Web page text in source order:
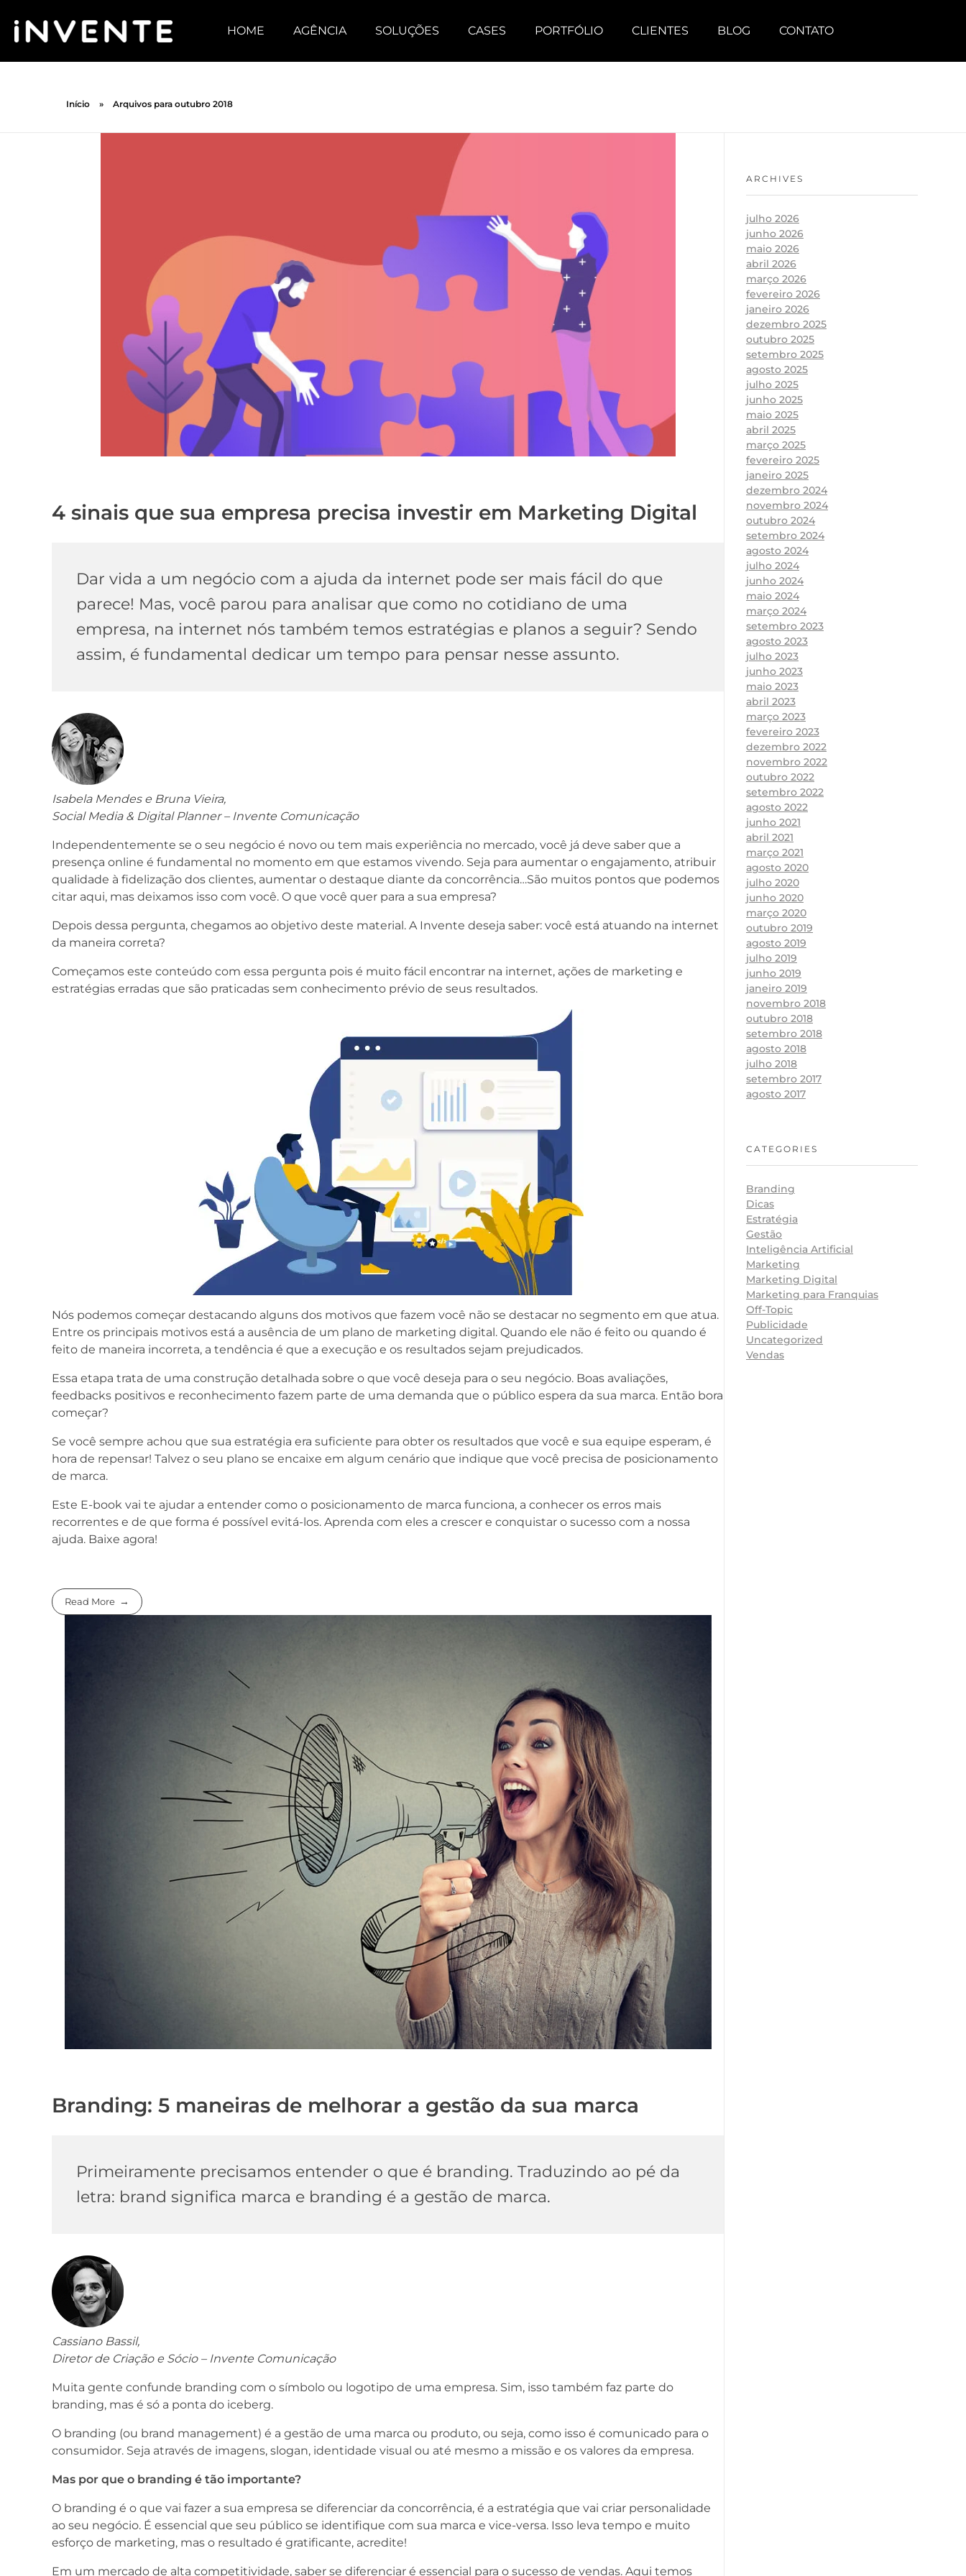
HOME AGÊNCIA SOLUÇÕES CASES PORTFÓLIO CLIENTES BLOG CONTATO
Início » Arquivos para outubro 2018
4 sinais que sua empresa precisa investir em Marketing Digital
Dar vida a um negócio com a ajuda da internet pode ser mais fácil do que
parece! Mas, você parou para analisar que como no cotidiano de uma
empresa, na internet nós também temos estratégias e planos a seguir? Sendo
assim, é fundamental dedicar um tempo para pensar nesse assunto.
Isabela Mendes e Bruna Vieira,
Social Media & Digital Planner – Invente Comunicação
Independentemente se o seu negócio é novo ou tem mais experiência no mercado, você já deve saber que a
presença online é fundamental no momento em que estamos vivendo. Seja para aumentar o engajamento, atribuir
qualidade à fidelização dos clientes, aumentar o destaque diante da concorrência…São muitos pontos que podemos
citar aqui, mas deixamos isso com você. O que você quer para a sua empresa?
Depois dessa pergunta, chegamos ao objetivo deste material. A Invente deseja saber: você está atuando na internet
da maneira correta?
Começamos este conteúdo com essa pergunta pois é muito fácil encontrar na internet, ações de marketing e
estratégias erradas que são praticadas sem conhecimento prévio de seus resultados.
Nós podemos começar destacando alguns dos motivos que fazem você não se destacar no segmento em que atua.
Entre os principais motivos está a ausência de um plano de marketing digital. Quando ele não é feito ou quando é
feito de maneira incorreta, a tendência é que a execução e os resultados sejam prejudicados.
Essa etapa trata de uma construção detalhada sobre o que você deseja para o seu negócio. Boas avaliações,
feedbacks positivos e reconhecimento fazem parte de uma demanda que o público espera da sua marca. Então bora
começar?
Se você sempre achou que sua estratégia era suficiente para obter os resultados que você e sua equipe esperam, é
hora de repensar! Talvez o seu plano se encaixe em algum cenário que indique que você precisa de posicionamento
de marca.
Este E-book vai te ajudar a entender como o posicionamento de marca funciona, a conhecer os erros mais
recorrentes e de que forma é possível evitá-los. Aprenda com eles a crescer e conquistar o sucesso com a nossa
ajuda. Baixe agora!
Read More
Branding: 5 maneiras de melhorar a gestão da sua marca
Primeiramente precisamos entender o que é branding. Traduzindo ao pé da
letra: brand significa marca e branding é a gestão de marca.
Cassiano Bassil,
Diretor de Criação e Sócio – Invente Comunicação
Muita gente confunde branding com o símbolo ou logotipo de uma empresa. Sim, isso também faz parte do
branding, mas é só a ponta do iceberg.
O branding (ou brand management) é a gestão de uma marca ou produto, ou seja, como isso é comunicado para o
consumidor. Seja através de imagens, slogan, identidade visual ou até mesmo a missão e os valores da empresa.
Mas por que o branding é tão importante?
O branding é o que vai fazer a sua empresa se diferenciar da concorrência, é a estratégia que vai criar personalidade
ao seu negócio. É essencial que seu público se identifique com sua marca e vice-versa. Isso leva tempo e muito
esforço de marketing, mas o resultado é gratificante, acredite!
Em um mercado de alta competitividade, saber se diferenciar é essencial para o sucesso de vendas. Aqui temos
ARCHIVES
julho 2026
junho 2026
maio 2026
abril 2026
março 2026
fevereiro 2026
janeiro 2026
dezembro 2025
outubro 2025
setembro 2025
agosto 2025
julho 2025
junho 2025
maio 2025
abril 2025
março 2025
fevereiro 2025
janeiro 2025
dezembro 2024
novembro 2024
outubro 2024
setembro 2024
agosto 2024
julho 2024
junho 2024
maio 2024
março 2024
setembro 2023
agosto 2023
julho 2023
junho 2023
maio 2023
abril 2023
março 2023
fevereiro 2023
dezembro 2022
novembro 2022
outubro 2022
setembro 2022
agosto 2022
junho 2021
abril 2021
março 2021
agosto 2020
julho 2020
junho 2020
março 2020
outubro 2019
agosto 2019
julho 2019
junho 2019
janeiro 2019
novembro 2018
outubro 2018
setembro 2018
agosto 2018
julho 2018
setembro 2017
agosto 2017
CATEGORIES
Branding
Dicas
Estratégia
Gestão
Inteligência Artificial
Marketing
Marketing Digital
Marketing para Franquias
Off-Topic
Publicidade
Uncategorized
Vendas